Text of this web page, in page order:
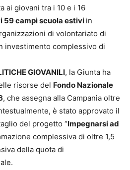
ai giovani tra i 10 e i 16
59 campi scuola estivi in
di volontariato di
investimento complessivo di
GIOVANILI, la Giunta ha
risorse del Fondo Nazionale
, che assegna alla Campania oltre
è stato approvato il
del progetto “Impegnarsi ad
complessiva di oltre 1,5
della quota di